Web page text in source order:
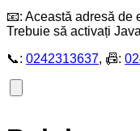
📧: Această adresă de
Trebuie să activați
📞: 0242313637, 📠: